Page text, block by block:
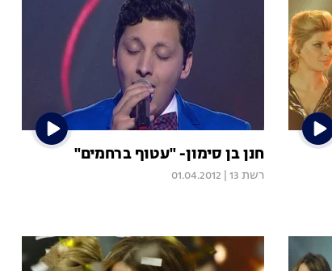
חנן בן סימון- "עטוף ברחמים"
רשת 13 01.04.2012